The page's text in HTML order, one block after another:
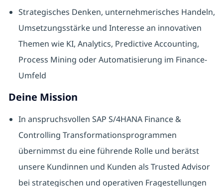
Strategisches Denken, unternehmerisches Handeln,
Umsetzungsstärke und Interesse an innovativen
Themen wie KI, Analytics, Predictive Accounting,
Process Mining oder Automatisierung im Finance-
Umfeld
Deine Mission
In anspruchsvollen SAP S/4HANA Finance &
Controlling Transformationsprogrammen
übernimmst du eine führende Rolle und berätst
unsere Kundinnen und Kunden als Trusted Advisor
bei strategischen und operativen Fragestellungen